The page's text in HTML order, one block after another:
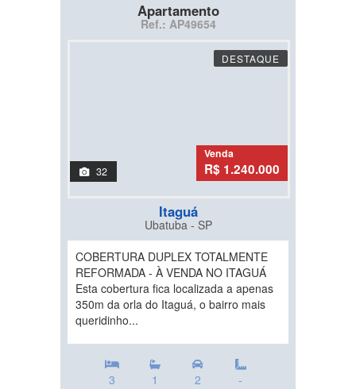
Apartamento
Ref.: AP49654
DESTAQUE
32
Venda
R$ 1.240.000
Itaguá
Ubatuba - SP
COBERTURA DUPLEX TOTALMENTE
REFORMADA - À VENDA NO ITAGUÁ
Esta cobertura fica localizada a apenas
350m da orla do Itaguá, o bairro mais
queridinho...
3 1 2 -